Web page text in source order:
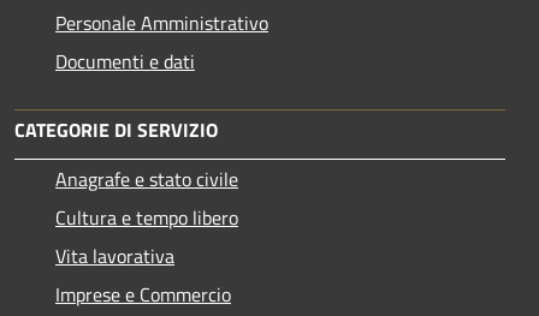
Personale Amministrativo
Documenti e dati
CATEGORIE DI SERVIZIO
Anagrafe e stato civile
Cultura e tempo libero
Vita lavorativa
Imprese e Commercio